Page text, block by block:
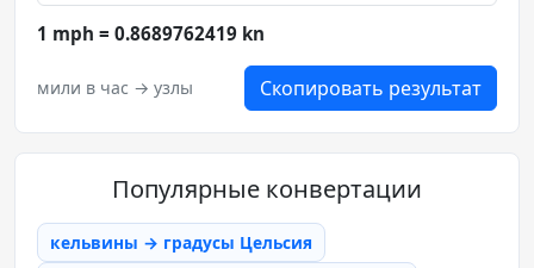
1 mph = 0.8689762419 kn
мили в час → узлы Скопировать результат
Популярные конвертации
кельвины → градусы Цельсия